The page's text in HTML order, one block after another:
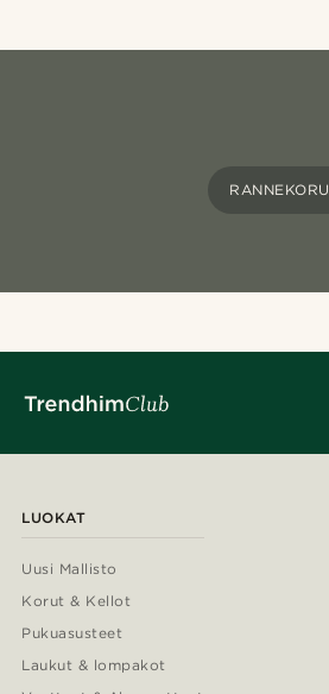
LUOKAT
Uusi Mallisto
Korut & Kellot
Pukuasusteet
Laukut & lompakot